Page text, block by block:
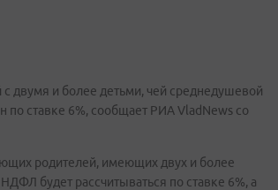
двумя и более детьми, чей среднедушевой
ставке 6%, сообщает РИА VladNews со
родителей, имеющих двух и более
будет рассчитываться по ставке 6%, а